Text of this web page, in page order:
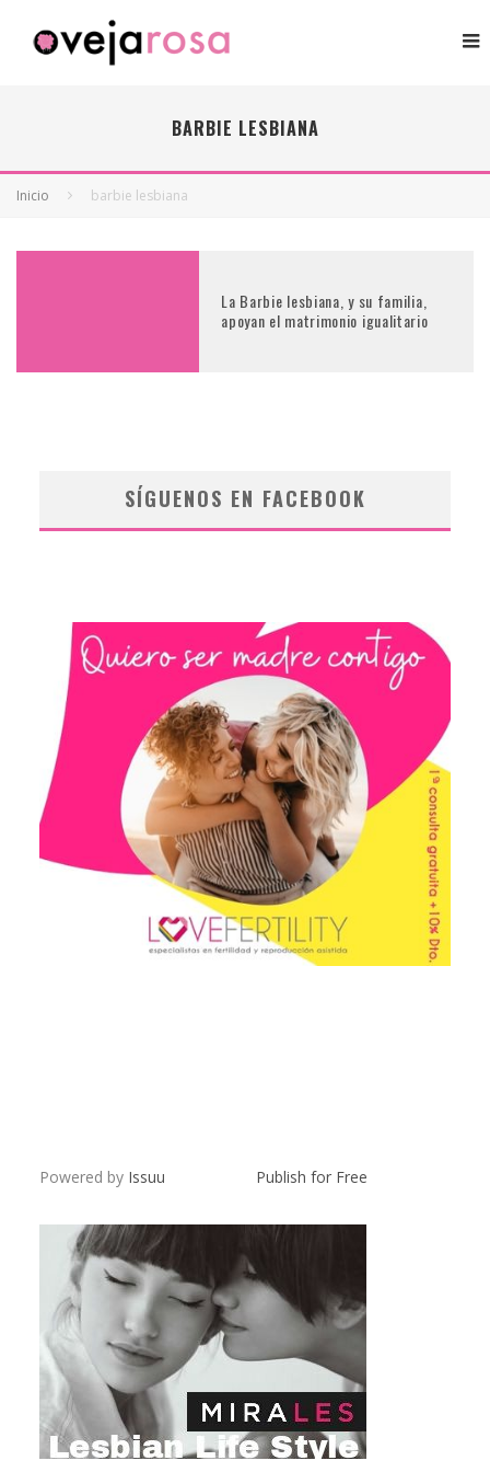
BARBIE LESBIANA
Inicio barbie lesbiana
La Barbie lesbiana, y su familia,
apoyan el matrimonio igualitario
SÍGUENOS EN FACEBOOK
Powered by Issuu Publish for Free